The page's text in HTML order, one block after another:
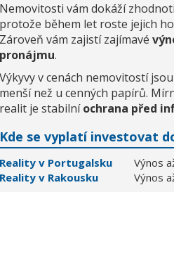
Nemovitosti vám dokáží
protože během let roste jejich
Zároveň vám zajistí zajímavé
pronájmu.
Výkyvy v cenách nemovitostí
menší než u cenných papírů.
realit je stabilníochrana před
Kde se vyplatí investovat
Reality v Portugalsku
Výnos
Reality v Rakousku
Výnos